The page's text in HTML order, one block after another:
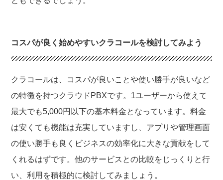
コスパが良く始めやすいクラコールを検討してみよう
クラコールは、コスパが良いことや使い勝手が良いなど
の特徴を持つクラウドPBXです。1ユーザーから使えて
最大でも5,000円以下の基本料金となっています。料金
は安くても機能は充実していますし、アプリや管理画面
の使い勝手も良くビジネスの効率化に大きな貢献をして
くれるはずです。他のサービスとの比較をじっくりと行
い、利用を積極的に検討してみましょう。